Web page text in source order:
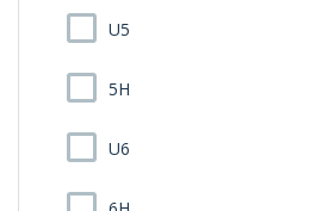
U5
5H
U6